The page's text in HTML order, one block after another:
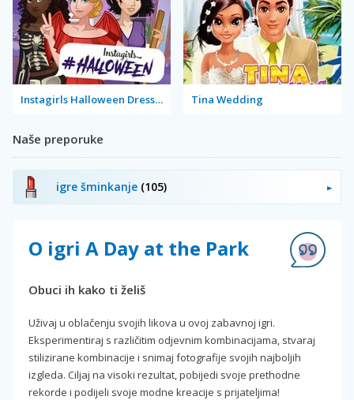
Instagirls Halloween Dress Up Tina Wedding
Naše preporuke
igre šminkanje (105)
O igri A Day at the Park
Obuci ih kako ti želiš
Uživaj u oblačenju svojih likova u ovoj zabavnoj igri.
Eksperimentiraj s različitim odjevnim kombinacijama, stvaraj
stilizirane kombinacije i snimaj fotografije svojih najboljih
izgleda. Ciljaj na visoki rezultat, pobijedi svoje prethodne
rekorde i podijeli svoje modne kreacije s prijateljima!